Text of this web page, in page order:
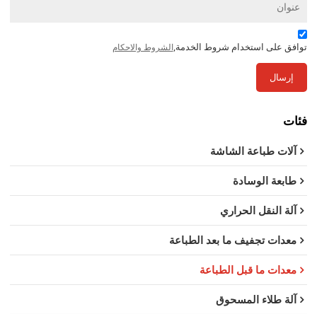
توافق على استخدام شروط الخدمة,الشروط والاحكام
إرسال
فئات
آلات طباعة الشاشة
طابعة الوسادة
آلة النقل الحراري
معدات تجفيف ما بعد الطباعة
معدات ما قبل الطباعة
آلة طلاء المسحوق